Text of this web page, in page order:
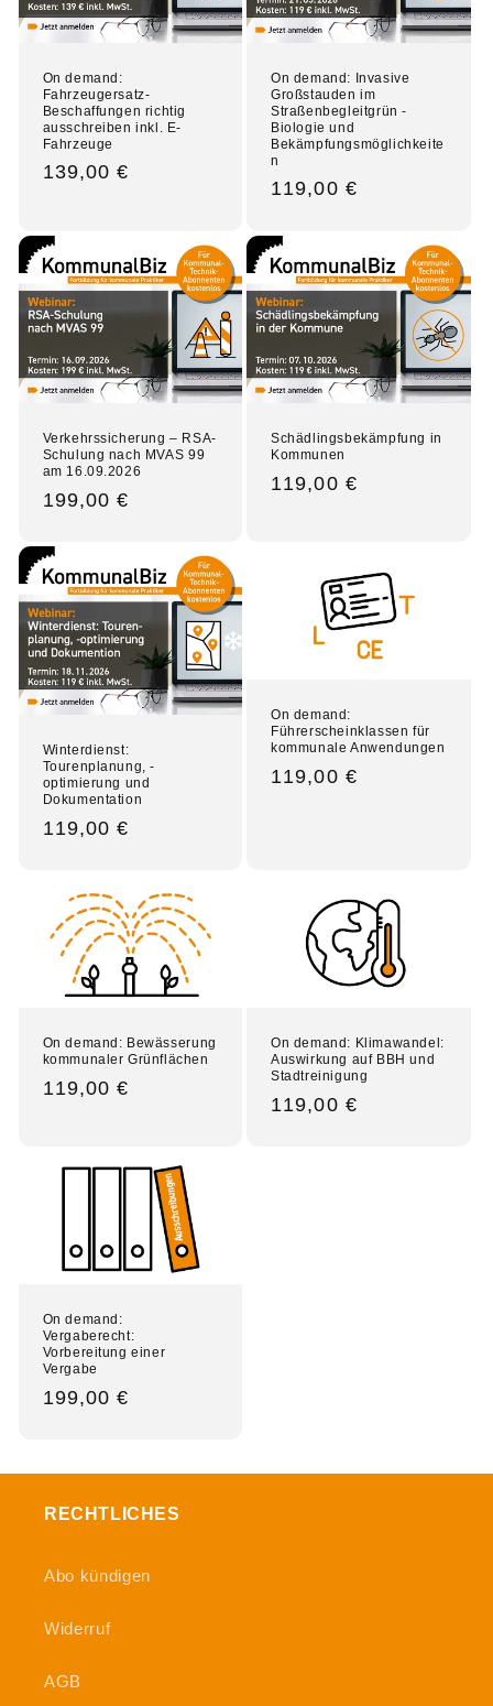
On demand:
Fahrzeugersatz-
Beschaffungen richtig
ausschreiben inkl. E-
Fahrzeuge
Normaler
139,00 €
On demand: Invasive
Großstauden im
Straßenbegleitgrün -
Biologie und
Bekämpfungsmöglichkeite
n
Normaler
119,00 €
Verkehrssicherung – RSA-
Schulung nach MVAS 99
am 16.09.2026
Normaler
199,00 €
Schädlingsbekämpfung in
Kommunen
Normaler
119,00 €
Winterdienst:
Tourenplanung, -
optimierung und
Dokumentation
Normaler
119,00 €
On demand:
Führerscheinklassen für
kommunale Anwendungen
Normaler
119,00 €
On demand: Bewässerung
kommunaler Grünflächen
Normaler
119,00 €
On demand: Klimawandel:
Auswirkung auf BBH und
Stadtreinigung
Normaler
119,00 €
On demand:
Vergaberecht:
Vorbereitung einer
Vergabe
Normaler
199,00 €
RECHTLICHES
Abo kündigen
Widerruf
AGB